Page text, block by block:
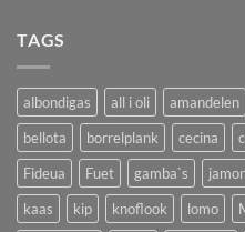
TAGS
albondigas all i oli amandelen
bellota
borrelplank cecina
Fideua
Fuet gamba`s
kaas
kip knoflook lomo